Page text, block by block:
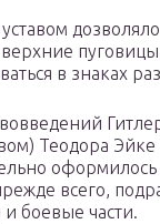
в знаках
Теодора Эйке
всего,
и боевые части.